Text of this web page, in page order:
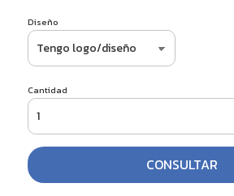
Diseño
Cantidad
CONSULTAR